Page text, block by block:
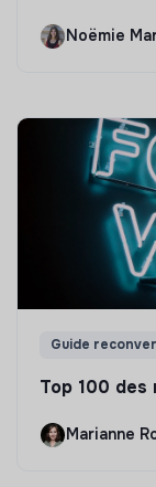
Noëmie
Guide
Top 100
Marianne